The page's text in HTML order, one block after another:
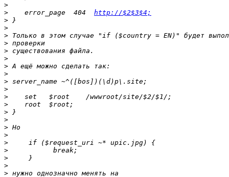
>
>
    error_page  404
http://$2$3$4;
>
>
>
>
>
>
>
>
>
>
>
>
>
>
>
>
>
>
>
>
>